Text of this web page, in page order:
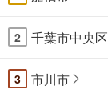
2 千葉市中央区
3 市川市